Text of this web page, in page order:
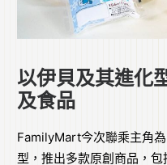
以伊貝及其進化
及食品
FamilyMart今次聯乘主角
型，推出多款原創商品，